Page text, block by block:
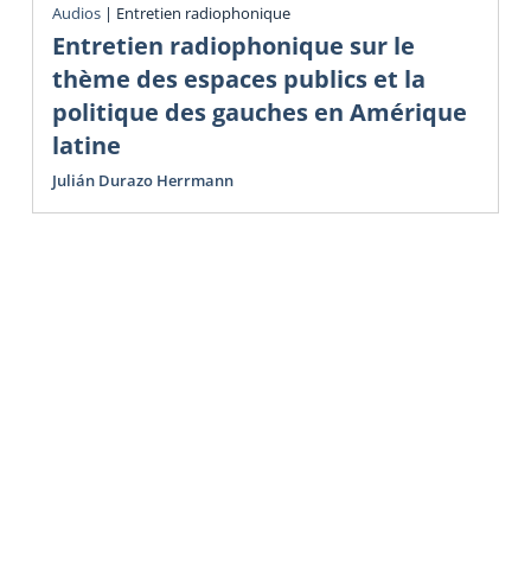
Audios | Entretien radiophonique
Entretien radiophonique sur le
thème des espaces publics et la
politique des gauches en Amérique
latine
Julián Durazo Herrmann